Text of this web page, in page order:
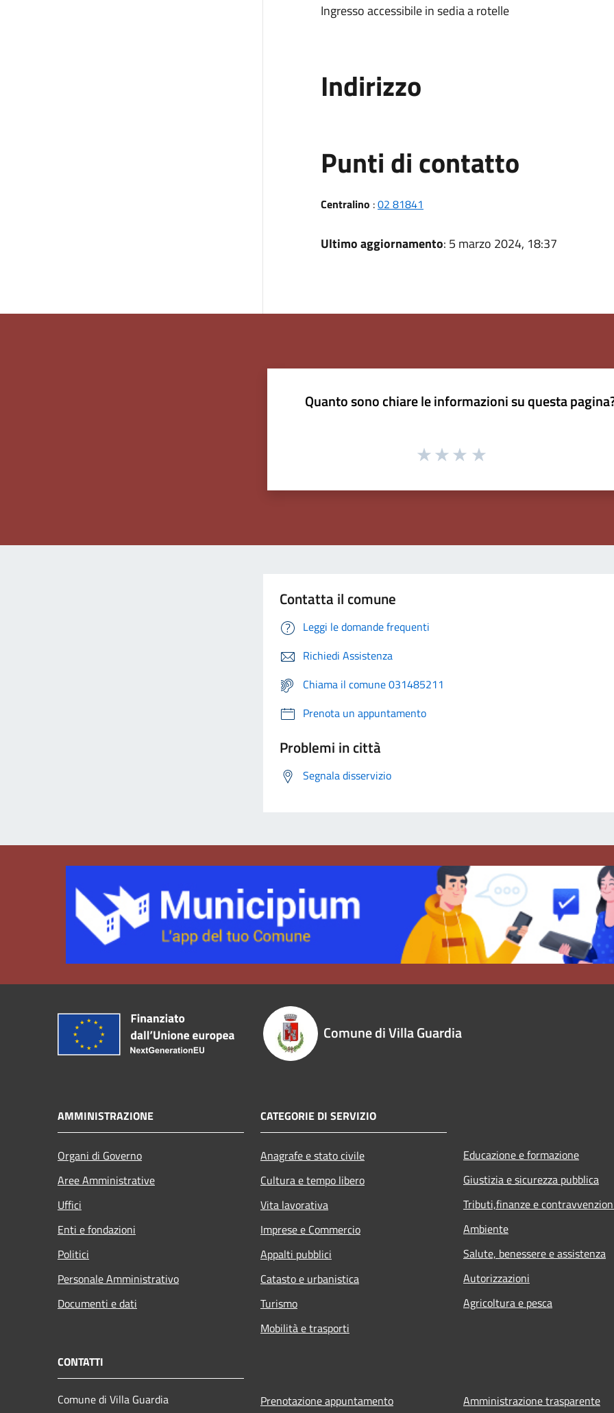
Ingresso accessibile in sedia a rotelle
Indirizzo
Punti di contatto
Centralino :02 81841
Ultimo aggiornamento: 5 marzo 2024, 18:37
Quanto sono chiare le informazioni su questa
Contatta il comune
Leggi le domande frequenti
Richiedi Assistenza
Chiama il comune 031485211
Prenota un appuntamento
Problemi in città
Segnala disservizio
Comune di Villa Guardia
AMMINISTRAZIONE
Organi di Governo
Aree Amministrative
Uffici
Enti e fondazioni
Politici
Personale Amministrativo
Documenti e dati
CATEGORIE DI SERVIZIO
Anagrafe e stato civile
Cultura e tempo libero
Vita lavorativa
Imprese e Commercio
Appalti pubblici
Catasto e urbanistica
Turismo
Mobilità e trasporti
Educazione e formazione
Giustizia e sicurezza pubblica
Tributi,finanze e
Ambiente
Salute, benessere e assistenza
Autorizzazioni
Agricoltura e pesca
CONTATTI
Comune di Villa Guardia
Prenotazione appuntamento Amministrazione trasparente